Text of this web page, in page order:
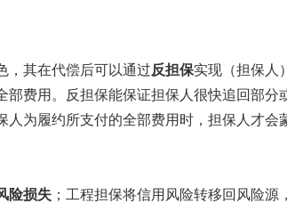
，其在代偿后可以通过反担保实现（担保人）
费用。反担保能保证担保人很快追回部分
为履约所支付的全部费用时，担保人才会
险损失 ；工程担保将信用风险转移回风险源，